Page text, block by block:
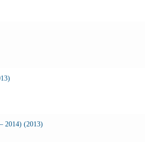
2014) (2013)